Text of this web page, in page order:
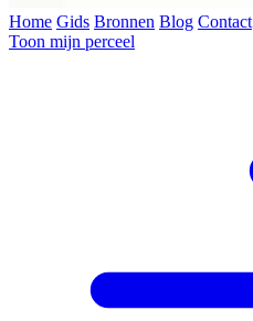
Home Gids Bronnen Blog Contact
Toon mijn perceel